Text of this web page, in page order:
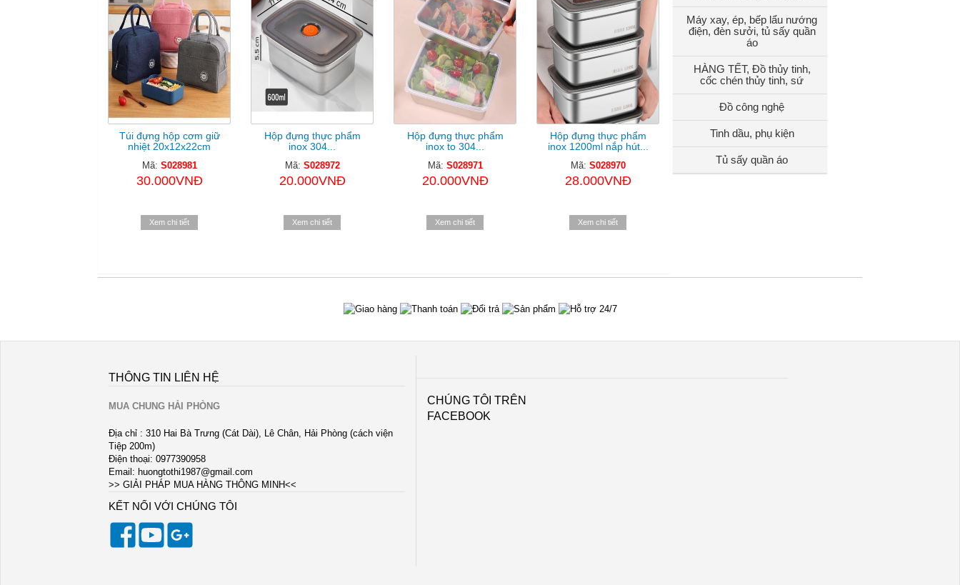
Túi đựng hộp cơm giữ
nhiệt 20x12x22cm
Mã: S028981
30.000VNĐ
Xem chi tiết
Hộp đựng thực phẩm
inox 304...
Mã: S028972
20.000VNĐ
Xem chi tiết
Hộp đựng thực phẩm
inox to 304...
Mã: S028971
20.000VNĐ
Xem chi tiết
Hộp đựng thực phẩm
inox 1200ml nắp hút...
Mã: S028970
28.000VNĐ
Xem chi tiết
Máy xay, ép, bếp lẩu nướng
điện, đèn sưởi, tủ sấy quần
áo
HÀNG TẾT, Đồ thủy tinh,
cốc chén thủy tinh, sứ
Đồ công nghệ
Tinh dầu, phụ kiện
Tủ sấy quần áo
THÔNG TIN LIÊN HỆ
MUA CHUNG HẢI PHÒNG
Địa chỉ : 310 Hai Bà Trưng (Cát Dài), Lê Chân, Hải Phòng (cách viện
Tiệp 200m)
Điện thoại: 0977390958
Email: huongtothi1987@gmail.com
>> GIẢI PHÁP MUA HÀNG THÔNG MINH<<
KẾT NỐI VỚI CHÚNG TÔI
CHÚNG TÔI TRÊN
FACEBOOK